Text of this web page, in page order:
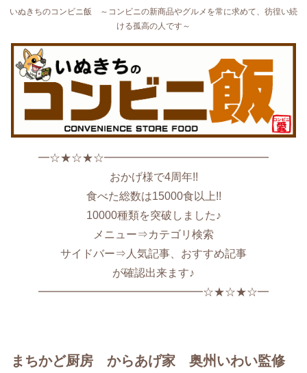
いぬきちのコンビニ飯 ～コンビニの新商品やグルメを常に求めて、彷徨い続
ける孤高の人です～
━☆★☆★☆━━━━━━━━━━━━━━━
おかげ様で4周年!!
食べた総数は15000食以上!!
10000種類を突破しました♪
メニュー⇒カテゴリ検索
サイドバー⇒人気記事、おすすめ記事
が確認出来ます♪
━━━━━━━━━━━━━━━☆★☆★☆━
まちかど厨房 からあげ家 奥州いわい監修